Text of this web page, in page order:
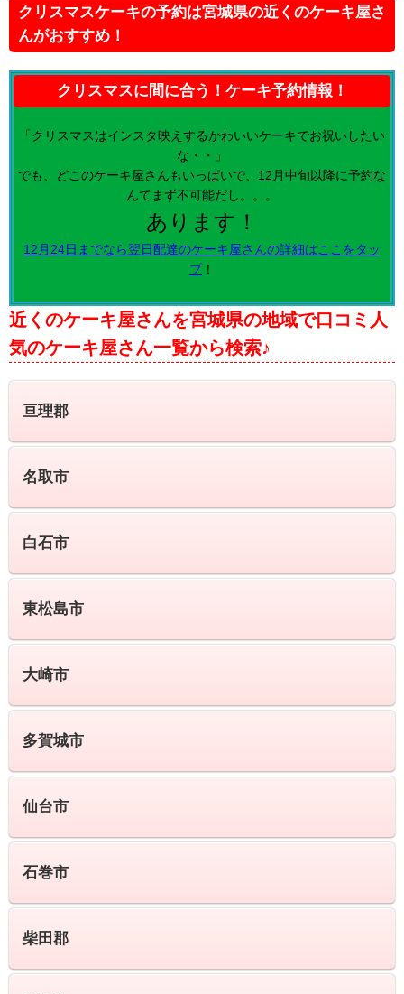
クリスマスケーキの予約は宮城県の近くのケーキ屋さ
んがおすすめ！
クリスマスに間に合う！ケーキ予約情報！
「クリスマスはインスタ映えするかわいいケーキでお祝いしたい
な・・」
でも、どこのケーキ屋さんもいっぱいで、12月中旬以降に予約な
んてまず不可能だし。。。
あります！
12月24日までなら翌日配達のケーキ屋さんの詳細はここをタッ
プ！
近くのケーキ屋さんを宮城県の地域で口コミ人
気のケーキ屋さん一覧から検索♪
亘理郡
名取市
白石市
東松島市
大崎市
多賀城市
仙台市
石巻市
柴田郡